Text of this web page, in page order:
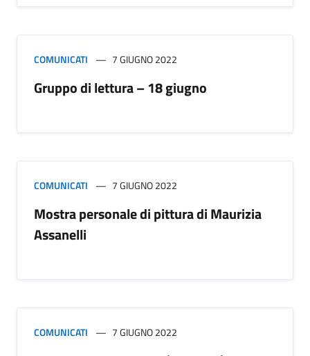
COMUNICATI 7 GIUGNO 2022
Gruppo di lettura – 18 giugno
COMUNICATI 7 GIUGNO 2022
Mostra personale di pittura di Maurizia
Assanelli
COMUNICATI 7 GIUGNO 2022